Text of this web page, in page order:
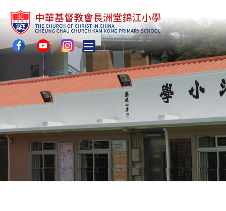
Toggle main menu visibility